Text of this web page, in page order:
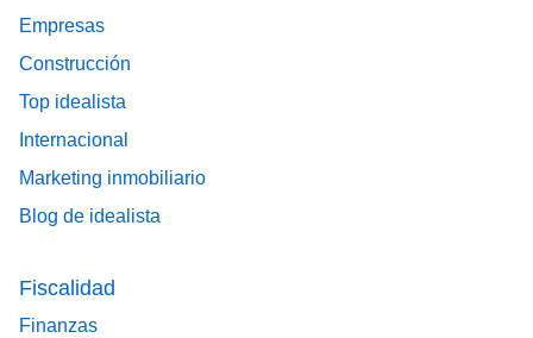
Empresas
Construcción
Top idealista
Internacional
Marketing inmobiliario
Blog de idealista
Fiscalidad
Finanzas